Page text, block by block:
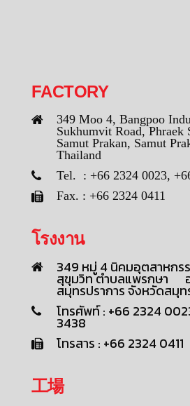
FACTORY
349 Moo 4, Bangpoo
Sukhumvit Road, Phraek
Samut Prakan, Samut
Thailand
Tel. : +66 2324 0023,
Fax. : +66 2324 0411
โรงงาน
349 หมู่ 4 นิคมอุตสาหกร
สุขุมวิท ตำบลแพรกษา อ
สมุทรปราการ จังหวัดสมุท
โทรศัพท์ : +66 2324
3438
โทรสาร : +66 2324 0411
工場